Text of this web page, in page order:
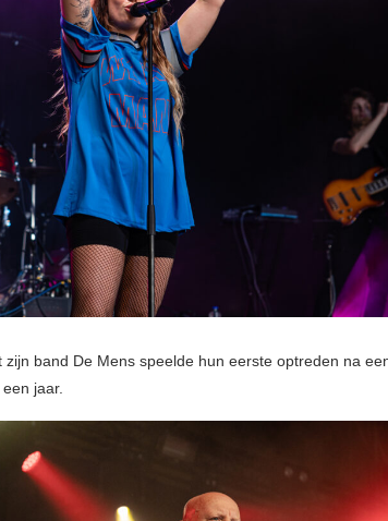
zijn band De Mens speelde hun eerste optreden na
jaar.